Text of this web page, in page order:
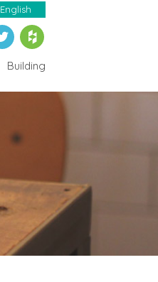
English
Building